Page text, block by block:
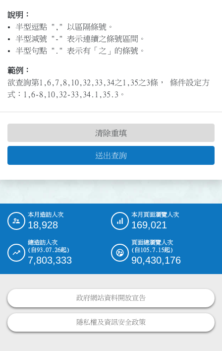
說明：
半型逗點 "," 以區隔條號。
半型減號 "-" 表示連續之條號區間。
半型句點 "." 表示有「之」的條號。
範例：
欲查詢第1,6,7,8,10,32,33,34之1,35之3條， 條件設定方
式：1,6-8,10,32-33,34.1,35.3。
送出查詢
清除重填
::: 本月造訪人次
18,928
本月頁面瀏覽人次
169,021
總造訪人次
(自93.07.26起)
7,803,333
頁面總瀏覽人次
(自105.7.15起)
90,430,176
政府網站資料開放宣告
隱私權及資訊安全政策